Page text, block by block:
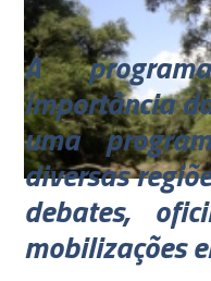
A
importância
uma
diversas
debates,
mobilizações